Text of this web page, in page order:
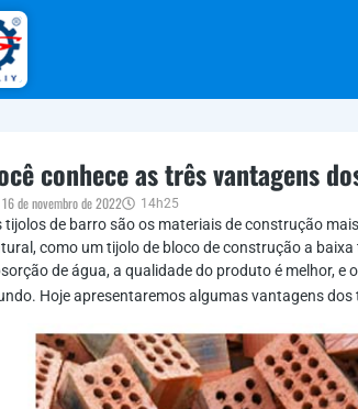
conhece as três vantagens
16 de novembro de 2022 14h25
tijolos de barro são os materiais de construção
como um tijolo de bloco de construção a
de água, a qualidade do produto é melhor,
Hoje apresentaremos algumas vantagens dos